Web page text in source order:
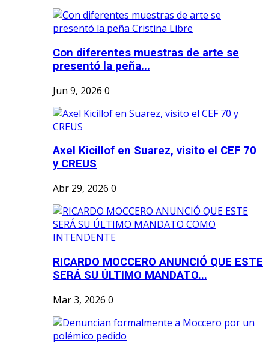
Con diferentes muestras de arte se
presentó la peña...
Jun 9, 2026 0
Axel Kicillof en Suarez, visito el CEF 70
y CREUS
Abr 29, 2026 0
RICARDO MOCCERO ANUNCIÓ QUE ESTE
SERÁ SU ÚLTIMO MANDATO...
Mar 3, 2026 0